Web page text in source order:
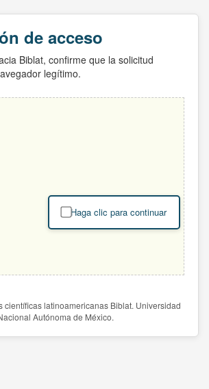
de acceso
Biblat, confirme que la solicitud
legítimo.
Haga clic para continuar
científicas latinoamericanas Biblat. Universidad
Autónoma de México.